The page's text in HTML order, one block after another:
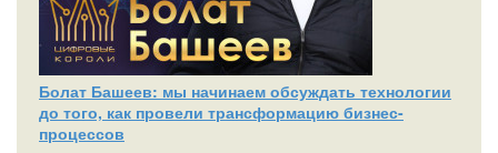
Болат Башеев: мы начинаем обсуждать технологии
до того, как провели трансформацию бизнес-
процессов